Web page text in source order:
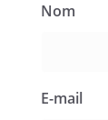
Nom
E-mail